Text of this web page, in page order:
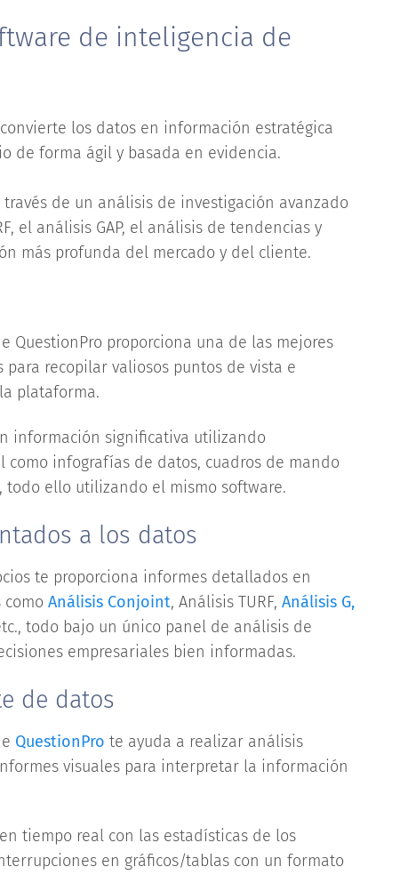
de inteligencia de
los datos en información estratégica
de forma ágil y basada en evidencia.
de un análisis de investigación avanzado
el análisis GAP, el análisis de tendencias y
más profunda del mercado y del cliente.
QuestionPro proporciona una de las mejores
recopilar valiosos puntos de vista e
plataforma.
información significativa utilizando
infografías de datos, cuadros de mando
ello utilizando el mismo software.
a los datos
te proporciona informes detallados en
Análisis Conjoint, Análisis TURF, Análisis G,
todo bajo un único panel de análisis de
empresariales bien informadas.
de datos
QuestionPro te ayuda a realizar análisis
visuales para interpretar la información
tiempo real con las estadísticas de los
en gráficos/tablas con un formato